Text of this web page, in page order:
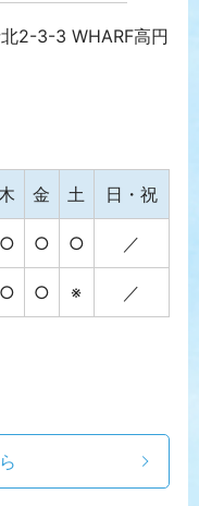
2-3-3 WHARF高円
木 金 土 日・祝
○ ○ ○ ／
○ ○ ※ ／